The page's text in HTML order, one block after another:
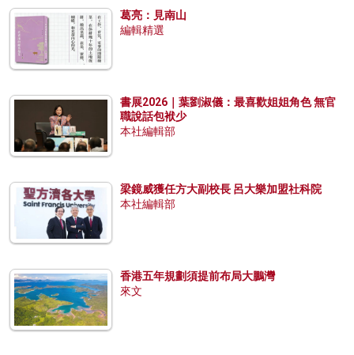
葛亮：見南山
編輯精選
書展2026｜葉劉淑儀：最喜歡姐姐角色 無官
職說話包袱少
本社編輯部
梁鏡威獲任方大副校長 呂大樂加盟社科院
本社編輯部
香港五年規劃須提前布局大鵬灣
來文